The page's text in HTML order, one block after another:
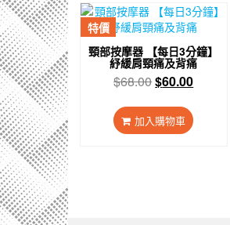
特價
頸部按摩器 【每日3分鐘】
紓緩肩頸痛及背痛
$68.00原
價
格：
$60.00目
價
加入購物車